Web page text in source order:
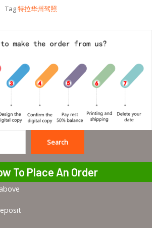
Tag特拉华州驾照
Search
To Place An Order